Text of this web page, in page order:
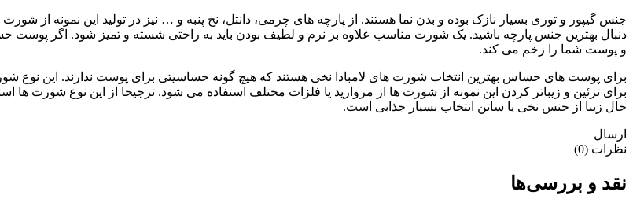
جنس گیپور و توری بسیار نازک بوده و بدن نما هستند. از پارچه‌ های چرمی، دانتل، نخ پنبه و … نیز در تولید این نمونه از
دنبال بهترین جنس پارچه باشید. یک شورت مناسب علاوه بر نرم و لطیف بودن باید به راحتی شسته و تمیز شود. اگر
و پوست شما را زخم می‌ کند.
برای پوست ‌های حساس بهترین انتخاب شورت ‌های لامبادا نخی هستند که هیچ گونه حساسیتی برای پوست ندارند. این نوع
برای تزئین و زیبا‌تر کردن این نمونه از شورت ‌ها از مروارید یا فلزات مختلف استفاده می ‌شود. ترجیحا از این نوع شورت
حال زیبا از جنس نخی یا ساتن انتخاب بسیار جذابی است.
ارسال
نظرات (0)
نقد و بررسی‌ها